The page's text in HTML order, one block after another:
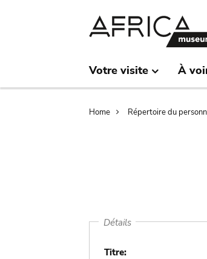
Votre visite À
Home Répertoire du
Détails
Titre: